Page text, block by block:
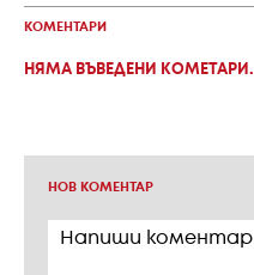
КОМЕНТАРИ
НЯМА ВЪВЕДЕНИ КОМЕТАРИ.
НОВ КОМЕНТАР